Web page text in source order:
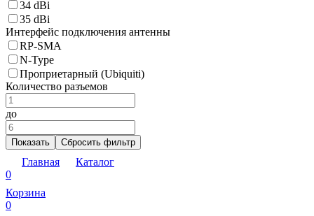
34 dBi
35 dBi
Интерфейс подключения антенны
RP-SMA
N-Type
Проприетарный (Ubiquiti)
Количество разъемов
до
Показать Сбросить фильтр
Главная
Каталог
0
Корзина
0